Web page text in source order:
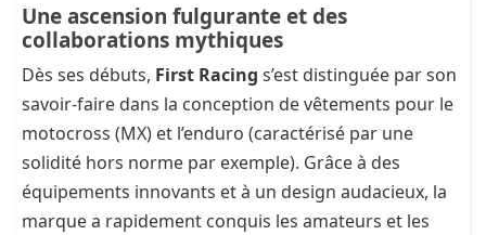
Une ascension fulgurante et des
collaborations mythiques
Dès ses débuts, First Racing s’est distinguée par son
savoir-faire dans la conception de vêtements pour le
motocross (MX) et l’enduro (caractérisé par une
solidité hors norme par exemple). Grâce à des
équipements innovants et à un design audacieux, la
marque a rapidement conquis les amateurs et les